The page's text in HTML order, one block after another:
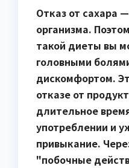
Отказ от сахара
организма.
такой диеты вы
головными
дискомфортом.
отказе от
длительное
употреблении и
привыкание.
"побочные